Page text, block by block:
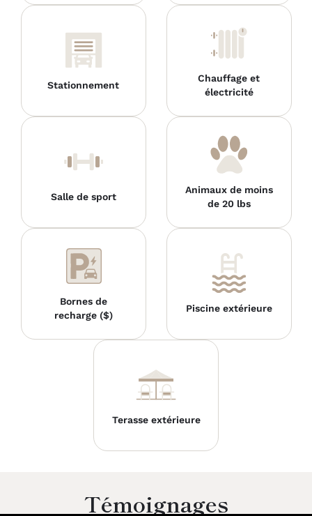
Stationnement
Chauffage et
électricité
Salle de sport
Animaux de moins
de 20 lbs
Bornes de
recharge ($)
Piscine extérieure
Terasse extérieure
Témoignages